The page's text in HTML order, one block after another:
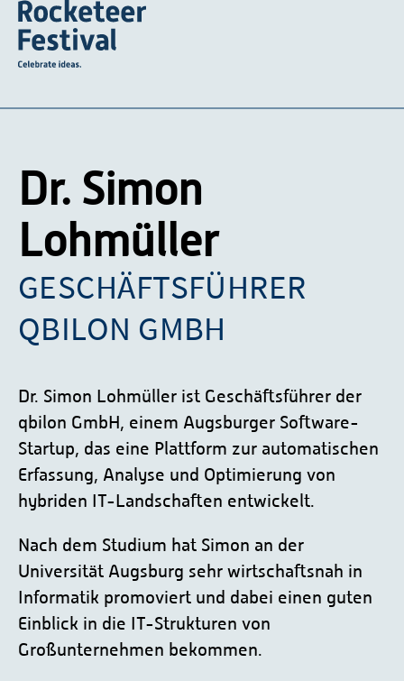
Dr. Simon
Lohmüller
GESCHÄFTSFÜHRER
QBILON GMBH
Dr. Simon Lohmüller ist Geschäftsführer der
qbilon GmbH, einem Augsburger Software-
Startup, das eine Plattform zur automatischen
Erfassung, Analyse und Optimierung von
hybriden IT-Landschaften entwickelt.
Nach dem Studium hat Simon an der
Universität Augsburg sehr wirtschaftsnah in
Informatik promoviert und dabei einen guten
Einblick in die IT-Strukturen von
Großunternehmen bekommen.